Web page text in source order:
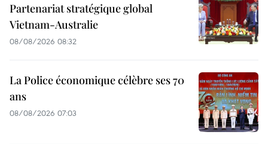
Partenariat stratégique global
Vietnam-Australie
08/08/2026 08:32
La Police économique célèbre ses 70
ans
08/08/2026 07:03